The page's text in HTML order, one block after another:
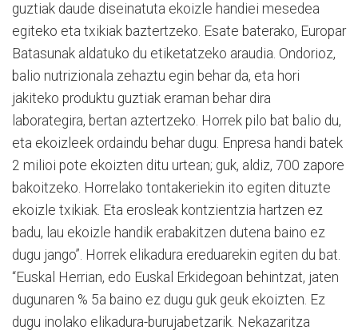
guztiak daude diseinatuta ekoizle handiei mesedea
egiteko eta txikiak baztertzeko. Esate baterako, Europar
Batasunak aldatuko du etiketatzeko araudia. Ondorioz,
balio nutrizionala zehaztu egin behar da, eta hori
jakiteko produktu guztiak eraman behar dira
laborategira, bertan aztertzeko. Horrek pilo bat balio du,
eta ekoizleek ordaindu behar dugu. Enpresa handi batek
2 milioi pote ekoizten ditu urtean; guk, aldiz, 700 zapore
bakoitzeko. Horrelako tontakeriekin ito egiten dituzte
ekoizle txikiak. Eta erosleak kontzientzia hartzen ez
badu, lau ekoizle handik erabakitzen dutena baino ez
dugu jango”. Horrek elikadura ereduarekin egiten du bat.
“Euskal Herrian, edo Euskal Erkidegoan behintzat, jaten
dugunaren % 5a baino ez dugu guk geuk ekoizten. Ez
dugu inolako elikadura-burujabetzarik. Nekazaritza